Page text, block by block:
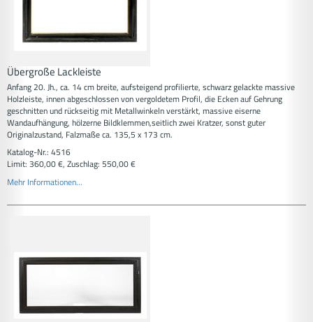
Übergroße Lackleiste
Anfang 20. Jh., ca. 14 cm breite, aufsteigend profilierte, schwarz gelackte massive
Holzleiste, innen abgeschlossen von vergoldetem Profil, die Ecken auf Gehrung
geschnitten und rückseitig mit Metallwinkeln verstärkt, massive eiserne
Wandaufhängung, hölzerne Bildklemmen,seitlich zwei Kratzer, sonst guter
Originalzustand, Falzmaße ca. 135,5 x 173 cm.
Katalog-Nr.: 4516
Limit: 360,00 €, Zuschlag: 550,00 €
Mehr Informationen...